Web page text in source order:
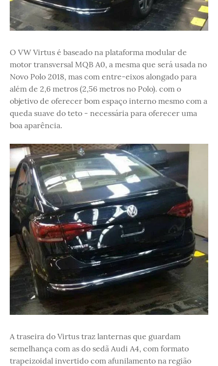
O VW Virtus é baseado na plataforma modular de
motor transversal MQB A0, a mesma que será usada no
Novo Polo 2018, mas com entre-eixos alongado para
além de 2,6 metros (2,56 metros no Polo). com o
objetivo de oferecer bom espaço interno mesmo com a
queda suave do teto - necessária para oferecer uma
boa aparência.
A traseira do Virtus traz lanternas que guardam
semelhança com as do sedã Audi A4, com formato
trapeizoidal invertido com afunilamento na região